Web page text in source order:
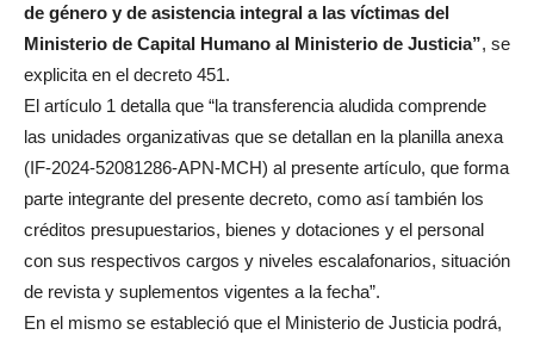
de género y de asistencia integral a las víctimas del
Ministerio de Capital Humano al Ministerio de Justicia”, se
explicita en el decreto 451.
El artículo 1 detalla que “la transferencia aludida comprende
las unidades organizativas que se detallan en la planilla anexa
(IF-2024-52081286-APN-MCH) al presente artículo, que forma
parte integrante del presente decreto, como así también los
créditos presupuestarios, bienes y dotaciones y el personal
con sus respectivos cargos y niveles escalafonarios, situación
de revista y suplementos vigentes a la fecha”.
En el mismo se estableció que el Ministerio de Justicia podrá,